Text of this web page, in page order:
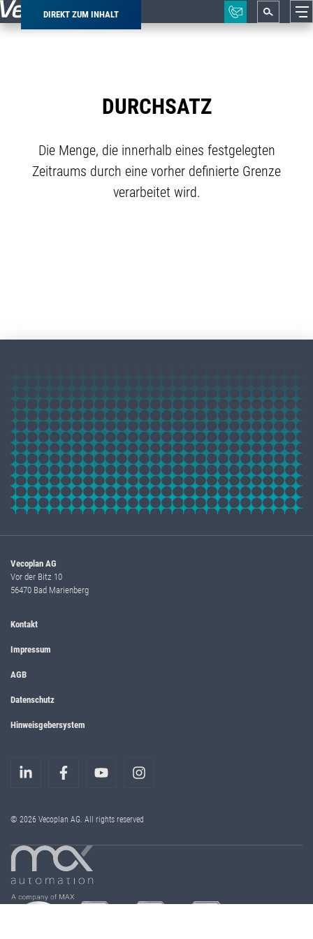
DIREKT ZUM INHALT
Pfadnavigation
DURCHSATZ
Die Menge, die innerhalb eines festgelegten
Zeitraums durch eine vorher definierte Grenze
verarbeitet wird.
Vecoplan AG
Vor der Bitz 10
56470 Bad Marienberg
Kontakt
Impressum
AGB
Datenschutz
Hinweisgebersystem
© 2026 Vecoplan AG. All rights reserved